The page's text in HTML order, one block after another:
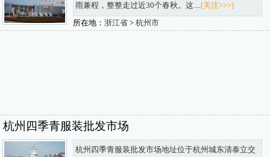
雨兼程，整整走过近30个春秋。这....[关注>>>]
所在地： 浙江省> 杭州市
杭州四季青服装批发市场
杭州四季青服装批发市场地址位于杭州城东清泰立交